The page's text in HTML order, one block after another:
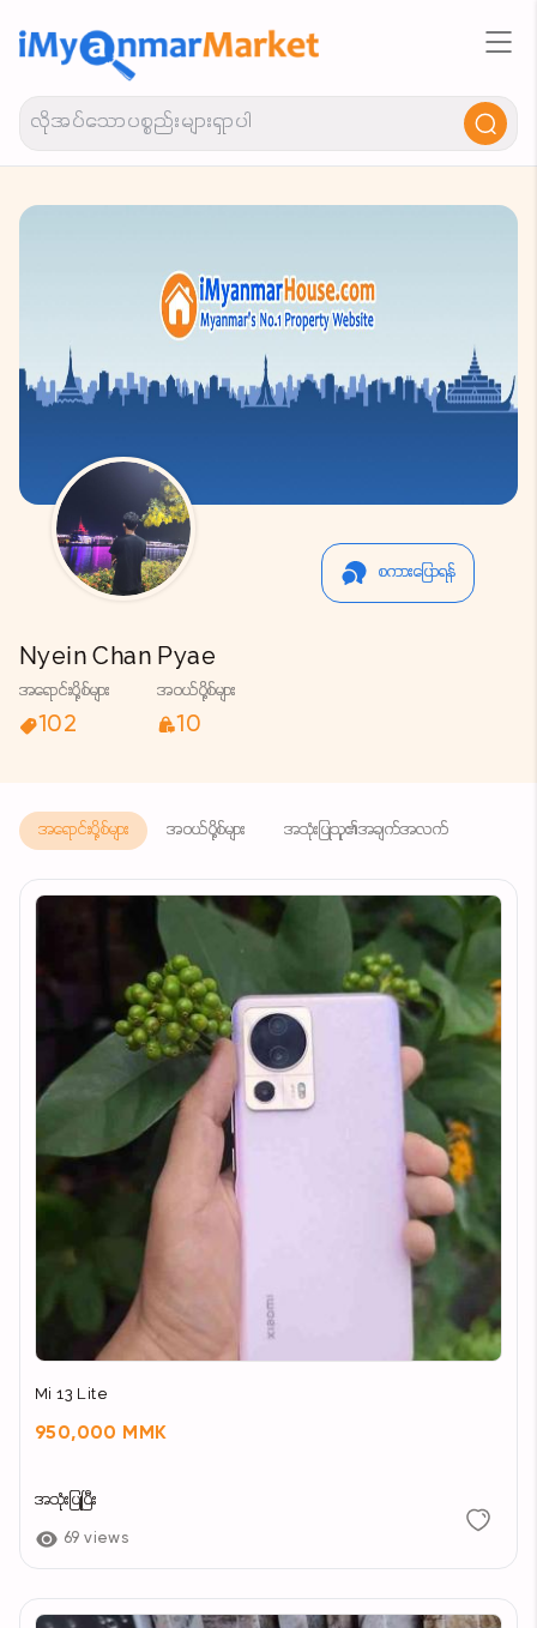
Nyein Chan Pyae
အရောင်းပို့စ်များ
102
အဝယ်ပို့စ်များ
10
စကားပြောရန်
အရောင်းပို့စ်များ အဝယ်ပို့စ်များ အသုံးပြုသူ၏အချက်အလက်
Mi 13 Lite
950,000 MMK
အသုံးပြုပြီး
69 views